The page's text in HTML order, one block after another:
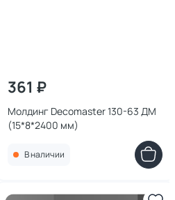
361 ₽
Молдинг Decomaster 130-63 ДМ
(15*8*2400 мм)
В наличии